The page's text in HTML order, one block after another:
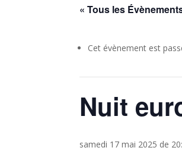
« Tous les
Cet évènement est
Nuit
samedi 17 mai 2025 de